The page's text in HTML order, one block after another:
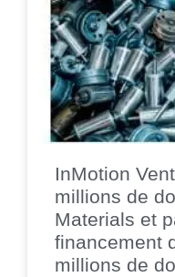
InMotion
millions de
Materials et
financement
millions de